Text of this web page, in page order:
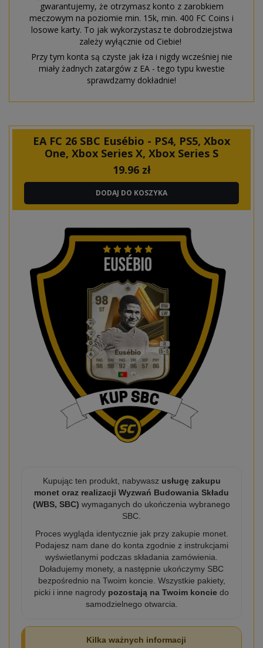
gwarantujemy, że otrzymasz konto z zarobkiem
meczowym na poziomie min. 15k, min. 400 FC Coins i
losowe karty. To jak wykorzystasz te dobrodziejstwa
zależy wyłącznie od Ciebie!
Przy tym konta są czyste jak łza i nigdy wcześniej nie
miały żadnych zatargów z EA - tego typu kwestie
sprawdzamy dokładnie!
EA FC 26 SBC Eusébio - PS4, PS5, Xbox
One, Xbox Series X, Xbox Series S
19.96zł
DODAJ DO KOSZYKA
Kupując ten produkt, nabywasz usługę zakupu
monet oraz realizacji Wyzwań Budowania Składu
(WBS, SBC) wymaganych do ukończenia wybranego
SBC.
Proces wygląda identycznie jak przy zakupie monet.
Podajesz nam dane do konta zgodnie z instrukcjami
wyświetlanymi podczas składania zamówienia.
Doładujemy monety, a następnie ukończymy SBC
bezpośrednio na Twoim koncie. Wszystkie pakiety,
picki i inne nagrody pozostają na Twoim koncie do
samodzielnego otwarcia.
Kilka ważnych informacji